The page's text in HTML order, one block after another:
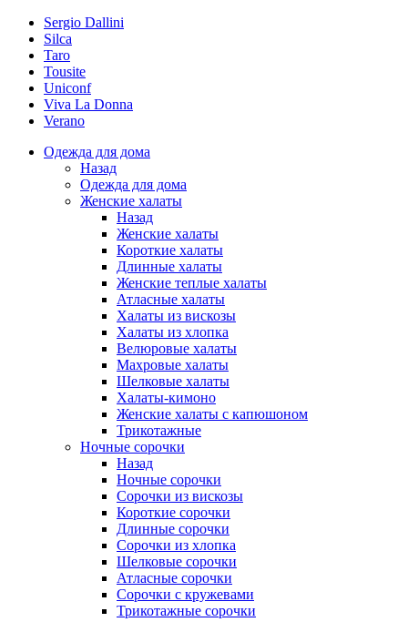
Sergio Dallini
Silca
Taro
Tousite
Uniconf
Viva La Donna
Verano
Одежда для дома
Назад
Одежда для дома
Женские халаты
Назад
Женские халаты
Короткие халаты
Длинные халаты
Женские теплые халаты
Атласные халаты
Халаты из вискозы
Халаты из хлопка
Велюровые халаты
Махровые халаты
Шелковые халаты
Халаты-кимоно
Женские халаты с капюшоном
Трикотажные
Ночные сорочки
Назад
Ночные сорочки
Сорочки из вискозы
Короткие сорочки
Длинные сорочки
Сорочки из хлопка
Шелковые сорочки
Атласные сорочки
Сорочки с кружевами
Трикотажные сорочки